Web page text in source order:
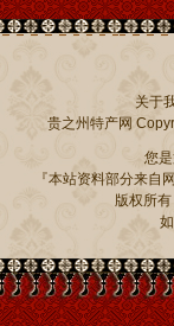
关于
贵之州特产网
您
『本站资料部分来自
版权所